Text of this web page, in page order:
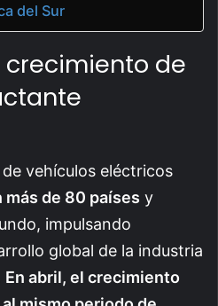
del Sur
crecimiento de
vehículos eléctricos
más de 80 países y
impulsando
global de la industria
En abril, el crecimiento